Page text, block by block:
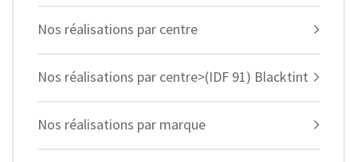
Nos réalisations par centre
Nos réalisations par centre>(IDF 91) Blacktint
Nos réalisations par marque